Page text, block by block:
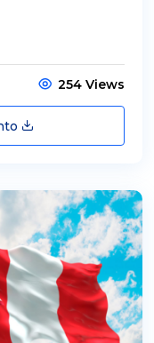
254 Views